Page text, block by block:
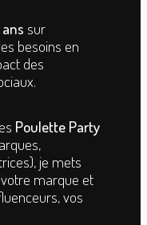
ans sur
besoins en
des
Poulette Party
je mets
marque et
vos